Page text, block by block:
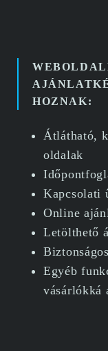
HOZNAK:
Átlátható,
oldalak
Kapcsolati
Online
Letölthető
Egyéb
vásárlókká